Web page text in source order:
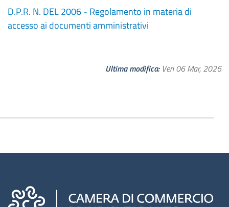
D.P.R. N. DEL 2006 - Regolamento in materia di
accesso ai documenti amministrativi
Ultima modifica Ven 06 Mar, 2026